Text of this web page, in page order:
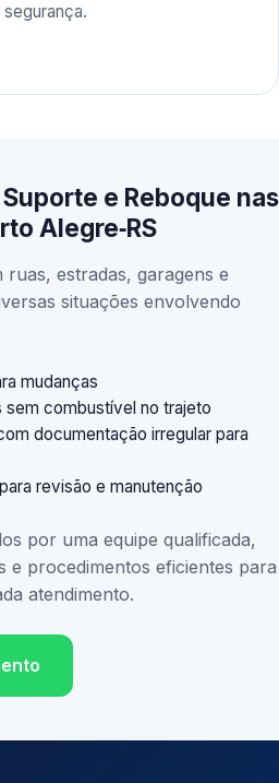
e Reboque nas
Alegre‑RS
ruas, estradas, garagens e
situações envolvendo
mudanças
combustível no trajeto
documentação irregular para
revisão e manutenção
por uma equipe qualificada,
e procedimentos eficientes para
atendimento.